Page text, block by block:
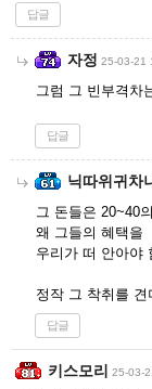
답글
자정 25-03-21
그럼 그 빈부격차
답글
닉따위귀차
그 돈들은 20~40
왜 그들의 혜택을
우리가 떠 안아야
정작 그 착취를
답글
키스모리 25-03-